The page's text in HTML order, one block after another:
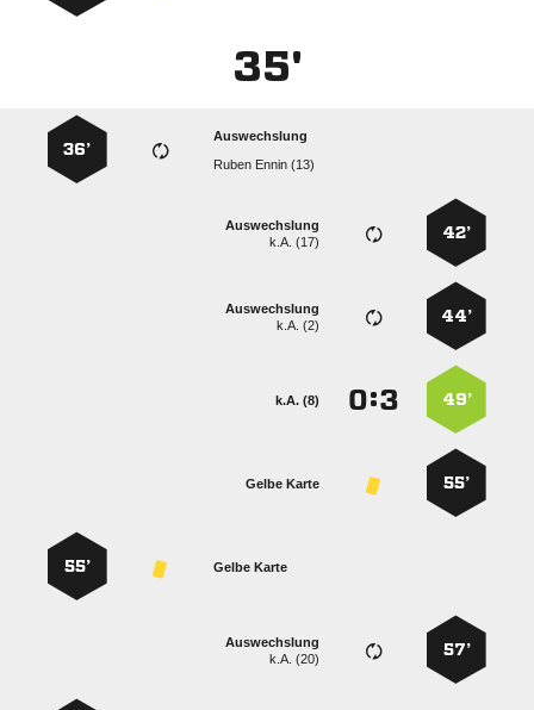
35'
Auswechslung
  
36’
42’
Auswechslung
k.A. (17)
44’
Auswechslung
k.A. (2)
49’
:
k.A. (8)
55’
Gelbe Karte
Gelbe Karte
55’
57’
Auswechslung
k.A. (20)